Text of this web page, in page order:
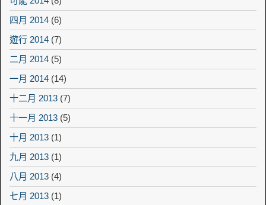
四月 2014 (6)
遊行 2014 (7)
二月 2014 (5)
一月 2014 (14)
十二月 2013 (7)
十一月 2013 (5)
十月 2013 (1)
九月 2013 (1)
八月 2013 (4)
七月 2013 (1)